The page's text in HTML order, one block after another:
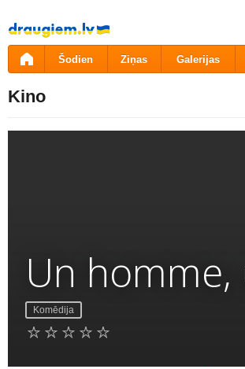
Pāriet
uz
saturu
Šodien Ziņas Galerijas
Kino
Un
Komēdija